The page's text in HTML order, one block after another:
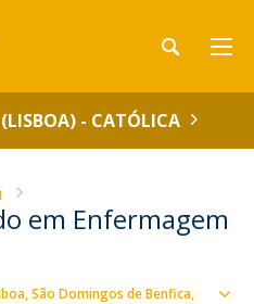
(LISBOA) - CATÓLICA
em Enfermagem
São Domingos de Benfica,